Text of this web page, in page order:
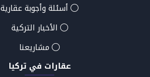
أسئلة وأجوبة عقارية
الأخبار التركية
مشاريعنا
عقارات في تركيا